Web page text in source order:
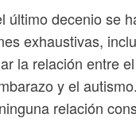
último decenio se
exhaustivas,
la relación entre
y el
relación